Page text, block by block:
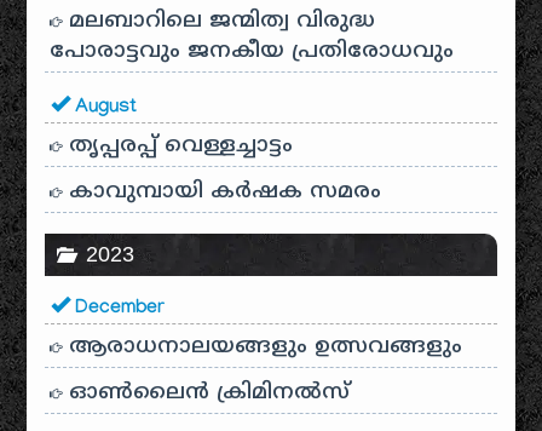
മലബാറിലെ ജന്മിത്വ വിരുദ്ധ
പോരാട്ടവും ജനകീയ പ്രതിരോധവും
August
തൃപ്പരപ്പ് വെള്ളച്ചാട്ടം
കാവുമ്പായി കർഷക സമരം
2023
December
ആരാധനാലയങ്ങളും ഉത്സവങ്ങളും
ഓൺലൈൻ ക്രിമിനൽസ്